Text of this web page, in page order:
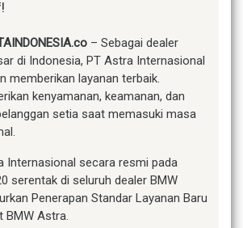
– Sebagai dealer
di Indonesia, PT Astra Internasional
memberikan layanan terbaik.
kenyamanan, keamanan, dan
setia saat memasuki masa
Internasional secara resmi pada
serentak di seluruh dealer BMW
Penerapan Standar Layanan Baru
BMW Astra.